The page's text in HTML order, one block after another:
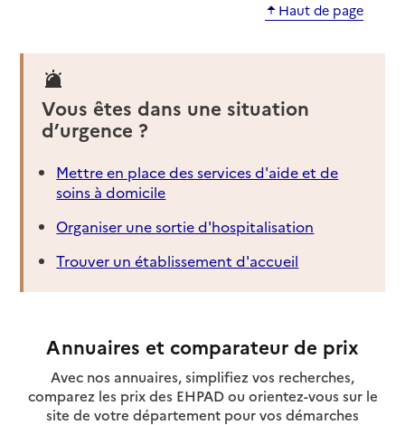
Haut de page
Vous êtes dans une situation
d’urgence ?
Mettre en place des services d'aide et de
soins à domicile
Organiser une sortie d'hospitalisation
Trouver un établissement d'accueil
Annuaires et comparateur de prix
Avec nos annuaires, simplifiez vos recherches,
comparez les prix des EHPAD ou orientez-vous sur le
site de votre département pour vos démarches